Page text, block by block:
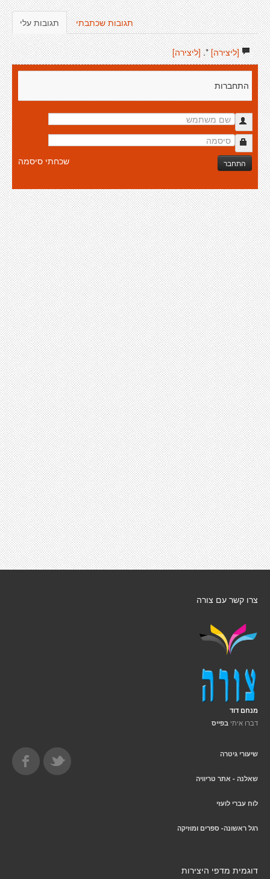
תגובות עלי תגובות שכתבתי
[ליצירה]*. [ליצירה]
התחברות
התחבר שכחתי סיסמה
צרו קשר עם צורה
מנחם דוד
דברו איתי בפייס
שיעורי גיטרה
שאלנה - אתר טריוויה
לוח עברי לועזי
רגל ראשונה- ספרים ומוזיקה
דוגמית מדפי היצירות